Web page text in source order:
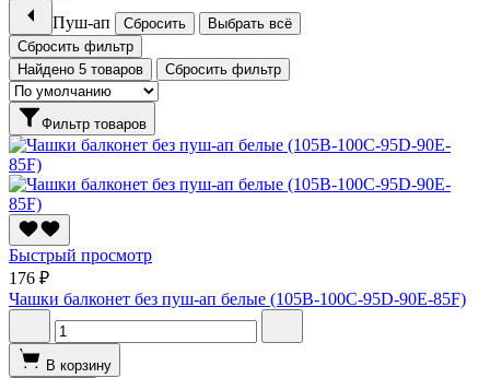
Пуш-ап
Сбросить
Выбрать всё
Сбросить фильтр
Найдено 5 товаров
Сбросить фильтр
Фильтр товаров
Быстрый просмотр
176 ₽
Чашки балконет без пуш-ап белые (105B-100C-95D-90E-85F)
В корзину